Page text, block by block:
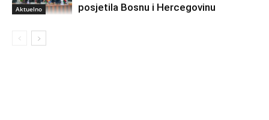
Aktuelno
posjetila Bosnu i Hercegovinu